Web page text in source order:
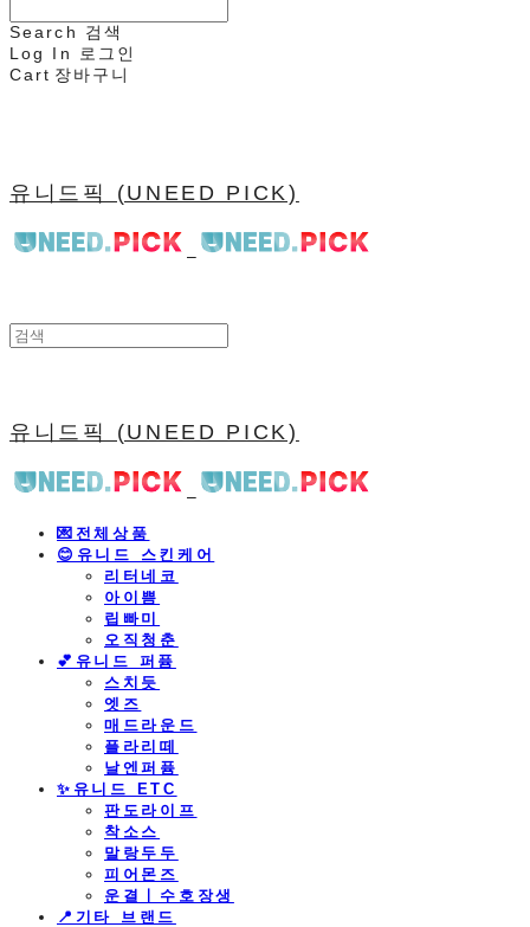
Search
검색
Log In
로그인
Cart 장바구니
유니드픽 (UNEED PICK)
유니드픽 (UNEED PICK)
💌전체상품
😊유니드 스킨케어
리터네코
아이쁨
립빠미
오직청춘
💕유니드 퍼퓸
스치듯
엣즈
매드라운드
플라리떼
날엔퍼퓸
​✨유니드 ETC
판도라이프
착소스
말랑두두
피어몬즈
운결ㅣ수호장생
📍기타 브랜드